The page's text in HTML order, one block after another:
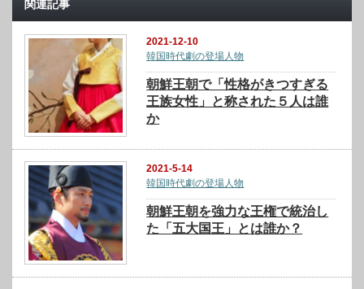
関連記事
2021-12-10
韓国時代劇の登場人物
朝鮮王朝で「性格がきつすぎる
王族女性」と称された５人は誰
か
2021-5-14
韓国時代劇の登場人物
朝鮮王朝を強力な王権で統治し
た「五大国王」とは誰か？